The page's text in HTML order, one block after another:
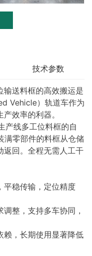
技术参数
输送料框的高效搬运是
Vehicle）轨道车作为
效率的利器。
产线多工位料框的自
满零部件的料框从仓储
返回。全程无需人工干
平稳传输，定位精度
调整，支持多车协同，
赖，长期使用显著降低